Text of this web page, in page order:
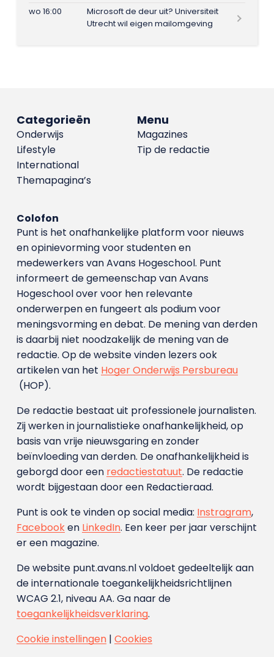
wo 16:00
Microsoft de deur uit? Universiteit
Utrecht wil eigen mailomgeving
Menu
Magazines
Tip de redactie
Categorieën
Onderwijs
Lifestyle
International
Themapagina’s
Colofon
Punt is het onafhankelijke platform voor nieuws
en opinievorming voor studenten en
medewerkers van Avans Hoge­school. Punt
informeert de gemeenschap van Avans
Hogeschool over voor hen relevante
onderwerpen en fungeert als podium voor
meningsvorming en debat. De mening van derden
is daarbij niet noodzakelijk de mening van de
redactie. Op de website vinden lezers ook
artikelen van het Hoger Onderwijs Persbureau
(HOP).
De redactie bestaat uit professionele journalisten.
Zij werken in journalistieke onafhankelijkheid, op
basis van vrije nieuwsgaring en zonder
beïnvloeding van derden. De onafhankelijkheid is
geborgd door een redactiestatuut. De redactie
wordt bijgestaan door een Redactieraad.
Punt is ook te vinden op social media: Instragram,
Facebooken LinkedIn. Een keer per jaar verschijnt
er een magazine.
De website punt.avans.nl voldoet gedeeltelijk aan
de internationale toegankelijkheidsrichtlijnen
WCAG 2.1, niveau AA. Ga naar de
toegankelijkheidsverklaring.
Cookie instellingen| Cookies